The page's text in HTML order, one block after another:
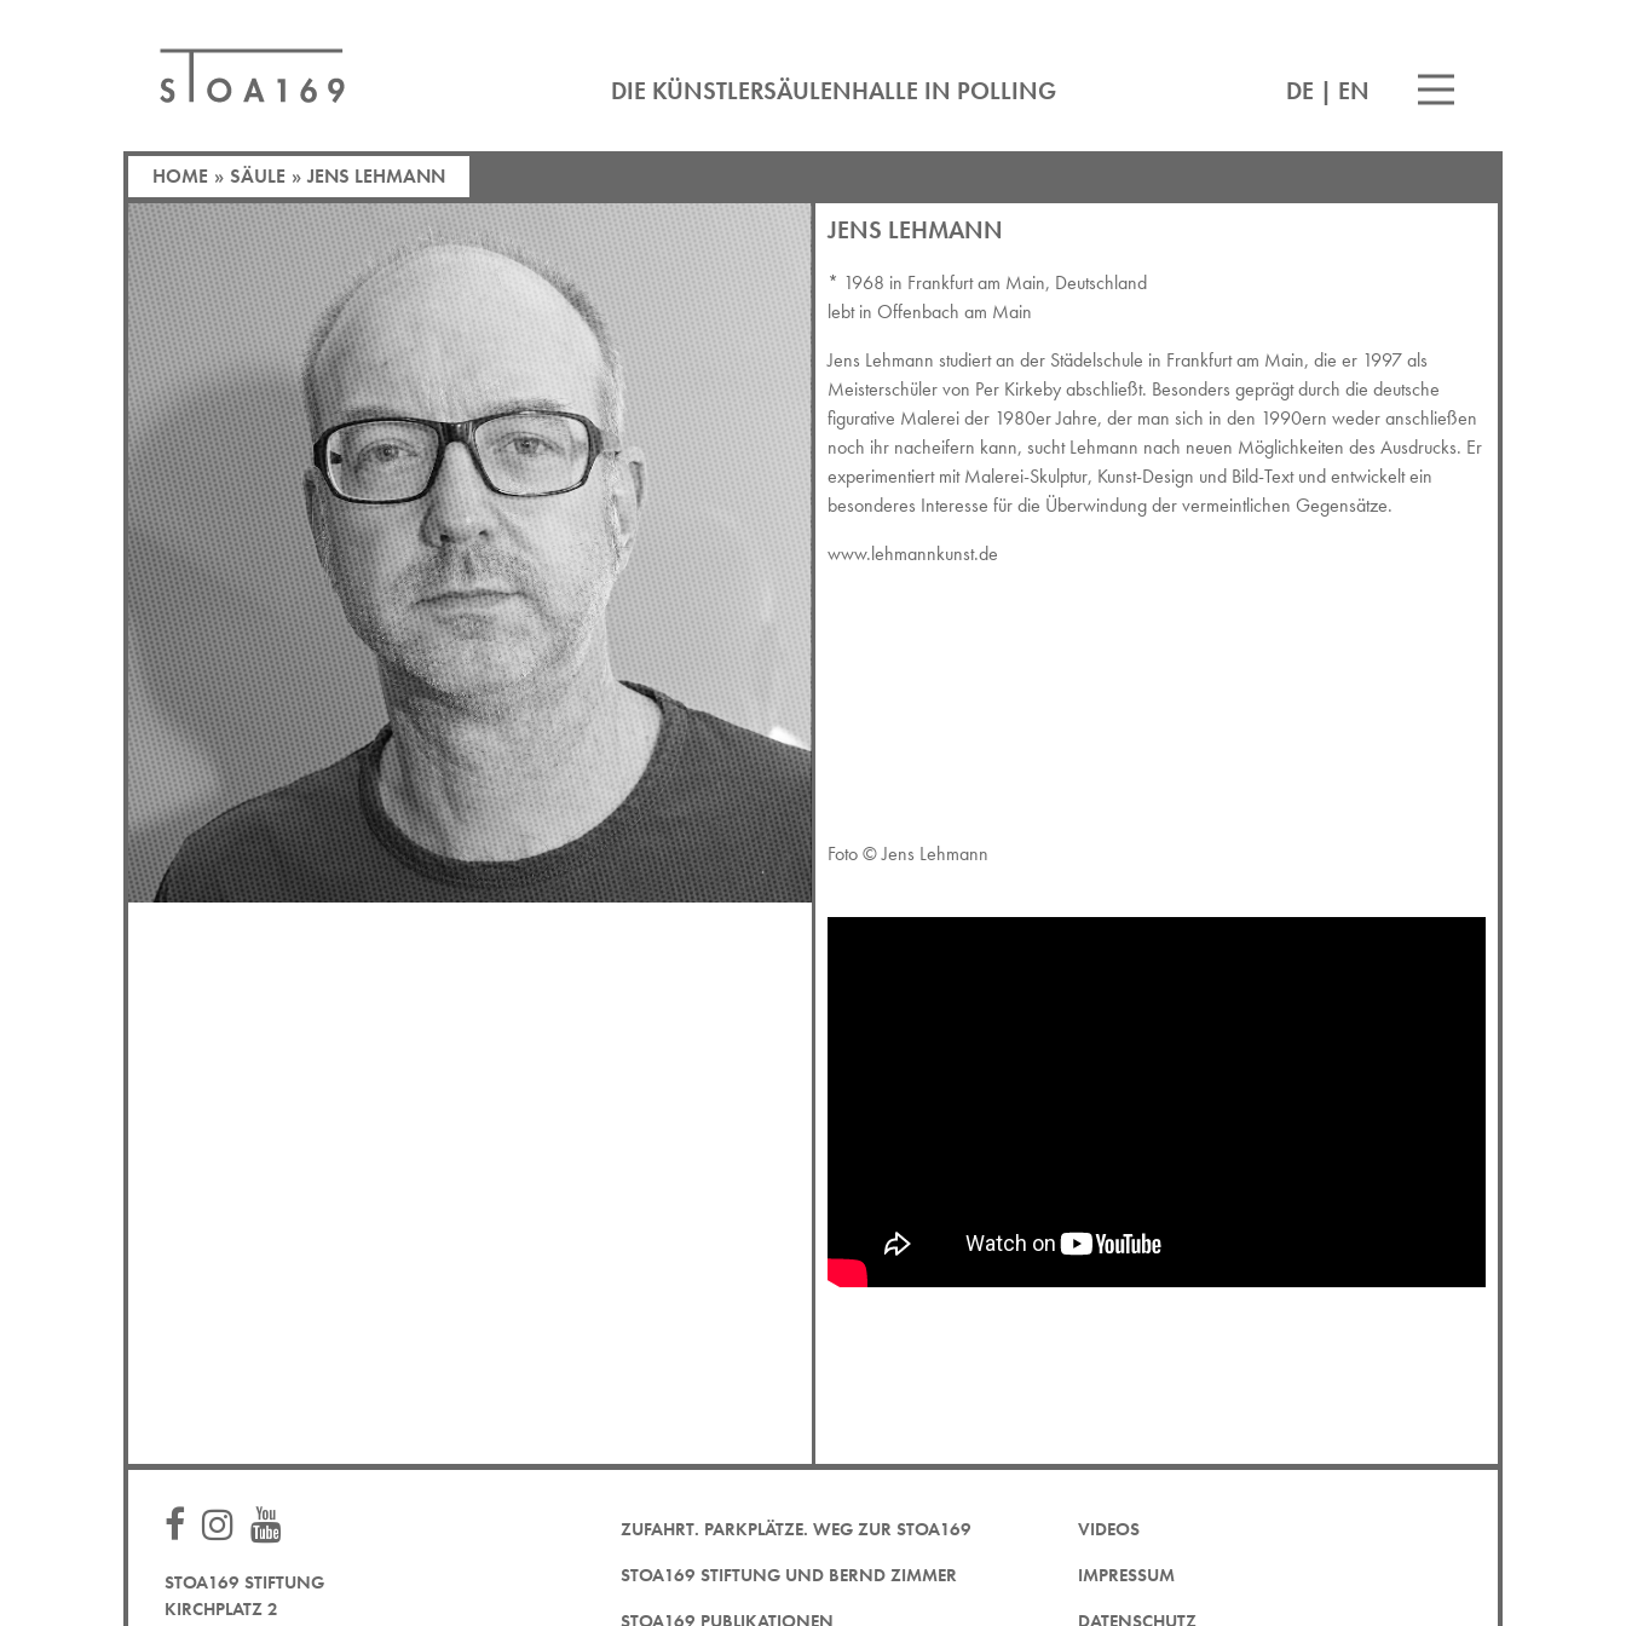
DIE KÜNSTLERSÄULENHALLE IN POLLING DE | EN
HOME » SÄULE » JENS LEHMANN
JENS LEHMANN
* 1968 in Frankfurt am Main, Deutschland
lebt in Offenbach am Main
Jens Lehmann studiert an der Städelschule in Frankfurt am Main, die er 1997 als
Meisterschüler von Per Kirkeby abschließt. Besonders geprägt durch die deutsche
figurative Malerei der 1980er Jahre, der man sich in den 1990ern weder anschließen
noch ihr nacheifern kann, sucht Lehmann nach neuen Möglichkeiten des Ausdrucks. Er
experimentiert mit Malerei-Skulptur, Kunst-Design und Bild-Text und entwickelt ein
besonderes Interesse für die Überwindung der vermeintlichen Gegensätze.
www.lehmannkunst.de
Foto © Jens Lehmann
STOA169 STIFTUNG
KIRCHPLATZ 2
ZUFAHRT. PARKPLÄTZE. WEG ZUR STOA169
STOA169 STIFTUNG UND BERND ZIMMER
VIDEOS
IMPRESSUM